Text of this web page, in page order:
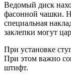
Ведомый диск
фасонной чашки.
специальная
заклепки могут
При установке
При этом важно
штифт.